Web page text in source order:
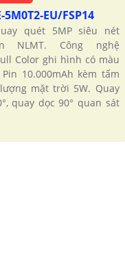
5M0T2-EU/FSP14
quét 5MP siêu nét
NLMT. Công nghệ
Color ghi hình có màu
10.000mAh kèm tấm
mặt trời 5W. Quay
quay dọc 90° quan sát